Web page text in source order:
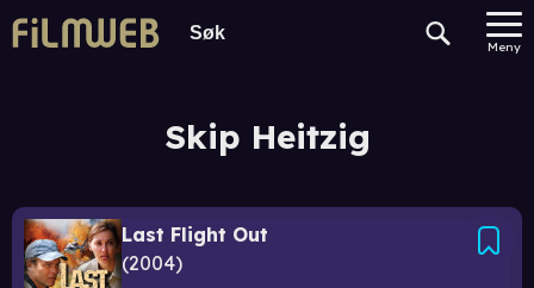
Meny
Skip Heitzig
Last Flight Out
2004